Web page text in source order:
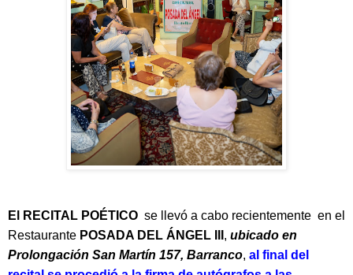
El RECITAL POÉTICO se llevó a cabo recientemente en el
Restaurante POSADA DEL ÁNGEL III , ubicado en
Prolongación San Martín 157, Barranco, al final del